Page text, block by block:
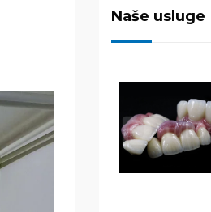
Naše usluge
Ortodoncija
PROČITAJ VIŠE